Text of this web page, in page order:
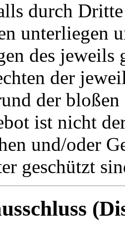
durch
unterliegen
des jeweils
der
der bloßen
ist nicht
und/oder
geschützt